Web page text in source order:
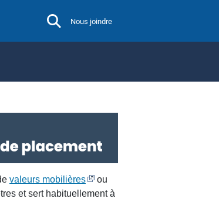
Nous joindre
valeurs mobilières
ou
et sert habituellement à